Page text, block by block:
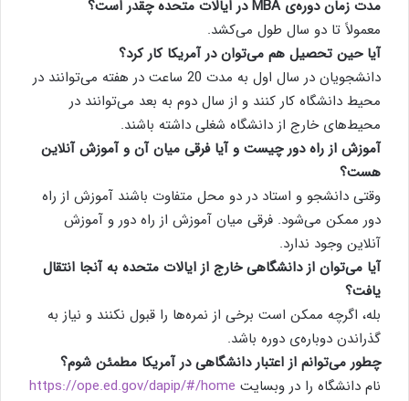
مدت زمان دوره‌ی MBA در ایالات متحده چقدر است؟
معمولاً تا دو سال طول می‌کشد.
آیا حین تحصیل هم می‌توان در آمریکا کار کرد؟
دانشجویان در سال اول به مدت 20 ساعت در هفته می‌توانند در
محیط دانشگاه کار کنند و از سال دوم به بعد می‌توانند در
محیط‌های خارج از دانشگاه شغلی داشته باشند.
آموزش از راه دور چیست و آیا فرقی میان آن و آموزش آنلاین
هست؟
وقتی دانشجو و استاد در دو محل متفاوت باشند آموزش از راه
دور ممکن می‌شود. فرقی میان آموزش از راه دور و آموزش
آنلاین وجود ندارد.
آیا می‌توان از دانشگاهی خارج از ایالات متحده به آنجا انتقال
یافت؟
بله، اگرچه ممکن است برخی از نمره‌ها را قبول نكنند و نیاز به
گذراندن دوباره‌ی دوره باشد.
چطور می‌توانم از اعتبار دانشگاهی در آمریکا مطمئن شوم؟
نام دانشگاه را در وبسایت https://ope.ed.gov/dapip/#/home